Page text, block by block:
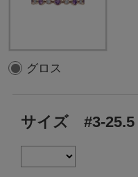
グロス
サイズ #3-25.5